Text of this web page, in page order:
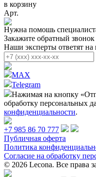
в корзину
Арт.
Нужна помошь
Закажите обратный
Наши эксперты ответят на
MAX
Telegram
Нажимая на кнопку
обработку персональных
конфиденциальности.
+7 985 86 70 777
Публичная оферта
Политика
Согласие на обработку
© 2026 Lecona. Все права